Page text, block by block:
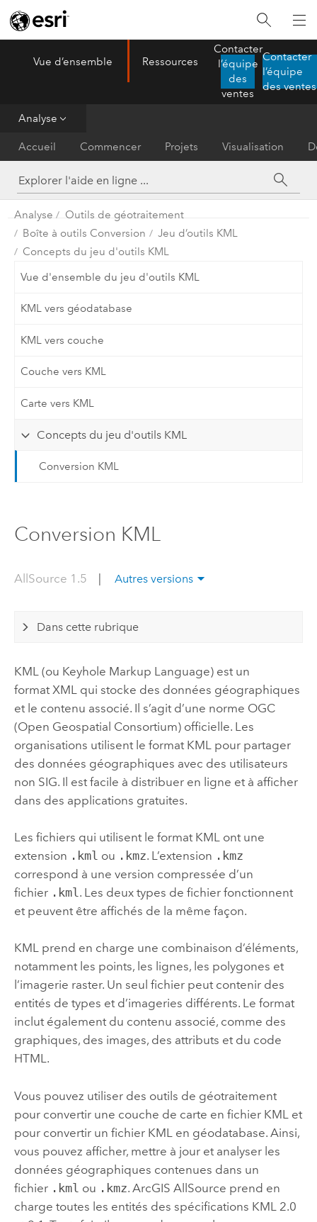
ArcGIS AllSource
Vue d’ensemble Ressources
Contacter
l’équipe
des
ventes
Contacter
l’équipe
des ventes
Analyse
Accueil Commencer Projets Visualisation
Analyse
Outils de géotraitement
Boîte à outils Conversion
Jeu d’outils KML
Concepts du jeu d'outils KML
Vue d'ensemble du jeu d'outils KML
KML vers géodatabase
KML vers couche
Couche vers KML
Carte vers KML
Concepts du jeu d'outils KML
Conversion KML
Conversion KML
AllSource 1.5 Autres versions
Dans cette rubrique
KML (ou Keyhole Markup Language) est un
format XML qui stocke des données géographiques
et le contenu associé. Il s’agit d’une norme OGC
(Open Geospatial Consortium) officielle. Les
organisations utilisent le format KML pour partager
des données géographiques avec des utilisateurs
non SIG. Il est facile à distribuer en ligne et à afficher
dans des applications gratuites.
Les fichiers qui utilisent le format KML ont une
extension .kml ou .kmz. L’extension .kmz
correspond à une version compressée d’un
fichier .kml. Les deux types de fichier fonctionnent
et peuvent être affichés de la même façon.
KML prend en charge une combinaison d’éléments,
notamment les points, les lignes, les polygones et
l’imagerie raster. Un seul fichier peut contenir des
entités de types et d’imageries différents. Le format
inclut également du contenu associé, comme des
graphiques, des images, des attributs et du code
HTML.
Vous pouvez utiliser des outils de géotraitement
pour convertir une couche de carte en fichier KML et
pour convertir un fichier KML en géodatabase. Ainsi,
vous pouvez afficher, mettre à jour et analyser les
données géographiques contenues dans un
fichier .kml ou .kmz. ArcGIS AllSource prend en
charge toutes les entités des spécifications KML 2.0